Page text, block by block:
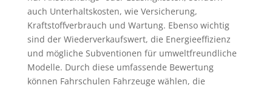
auch Unterhaltskosten, wie Versicherung,
Kraftstoffverbrauch und Wartung. Ebenso wichtig
sind der Wiederverkaufswert, die Energieeffizienz
und mögliche Subventionen für umweltfreundliche
Modelle. Durch diese umfassende Bewertung
können Fahrschulen Fahrzeuge wählen, die